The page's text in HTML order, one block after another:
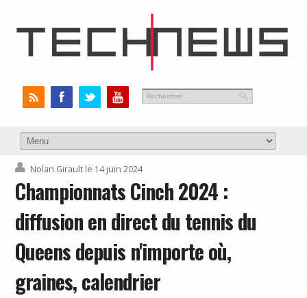
Nolan Girault le 14 juin 2024
Championnats Cinch 2024 :
diffusion en direct du tennis du
Queens depuis n'importe où,
graines, calendrier